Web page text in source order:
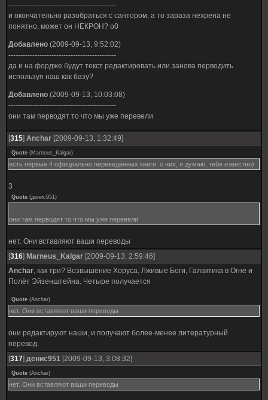
---------------------------------------------
и окончательно разобраться с сантором, а то зараза нехрена не
понятно, может он НЕКРОН? о0
Добавлено (2009-09-13, 9:52:02)
---------------------------------------------
да и на фордже будут текст редактировать или занова перводить
используя наш как базу?
Добавлено (2009-09-13, 10:03:08)
---------------------------------------------
они там перводят то что мы уже перевели
[315] Anchar [2009-09-13, 1:32:49]
Quote (Marneus_Kalgar)
есть первые 4 официально переведённых книги. о них, я думаю, тебе известно)
3
Quote (денис951)
они там перводят то что мы уже перевели
нет. Они вставляют ваши переводы
[316] Marneus_Kalgar [2009-09-13, 2:59:46]
Anchar, как три? Возвышение Хоруса, Лживые Боги, Галактика в Огне и
Полёт Эйзенштейна. Четыре получается
Quote (Anchar)
нет. Они вставляют ваши переводы
они редактируют наши, и получают более-менее литературный
перевод.
[317] денис951 [2009-09-13, 3:08:32]
Quote (Anchar)
нет. Они вставляют ваши переводы